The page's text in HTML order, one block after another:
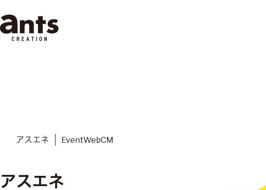
アスエネ EventWebCM
アスエネ